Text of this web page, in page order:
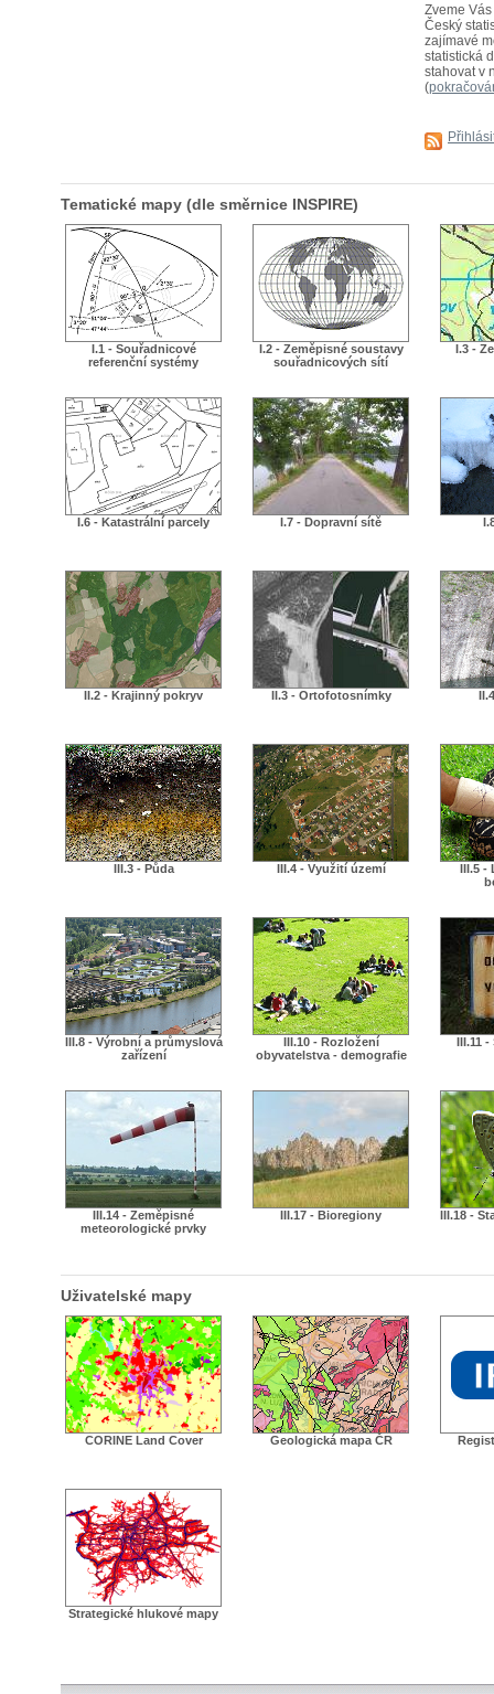
Zveme
Český
zajímavé
statistická
stahovat v
(
Tematické mapy (dle směrnice INSPIRE)
I.1 - Souřadnicové
referenční systémy
I.2 - Zeměpisné soustavy
souřadnicových sítí
I.3 -
I.6 - Katastrální parcely I.7 - Dopravní sítě
II.2 - Krajinný pokryv II.3 - Ortofotosnímky
III.3 - Půda III.4 - Využití území
III.5
III.8 - Výrobní a průmyslová
zařízení
III.10 - Rozložení
obyvatelstva - demografie
III.11
III.14 - Zeměpisné
meteorologické prvky
III.17 - Bioregiony III.18 -
Uživatelské mapy
CORINE Land Cover Geologická mapa ČR
Strategické hlukové mapy